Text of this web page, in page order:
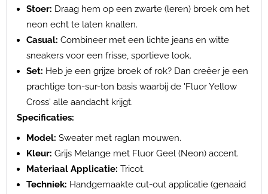
Stoer: Draag hem op een zwarte (leren) broek om het
neon echt te laten knallen.
Casual: Combineer met een lichte jeans en witte
sneakers voor een frisse, sportieve look.
Set: Heb je een grijze broek of rok? Dan creëer je een
prachtige ton-sur-ton basis waarbij de 'Fluor Yellow
Cross' alle aandacht krijgt.
Specificaties:
Model: Sweater met raglan mouwen.
Kleur: Grijs Melange met Fluor Geel (Neon) accent.
Materiaal Applicatie: Tricot.
Techniek: Handgemaakte cut-out applicatie (genaaid